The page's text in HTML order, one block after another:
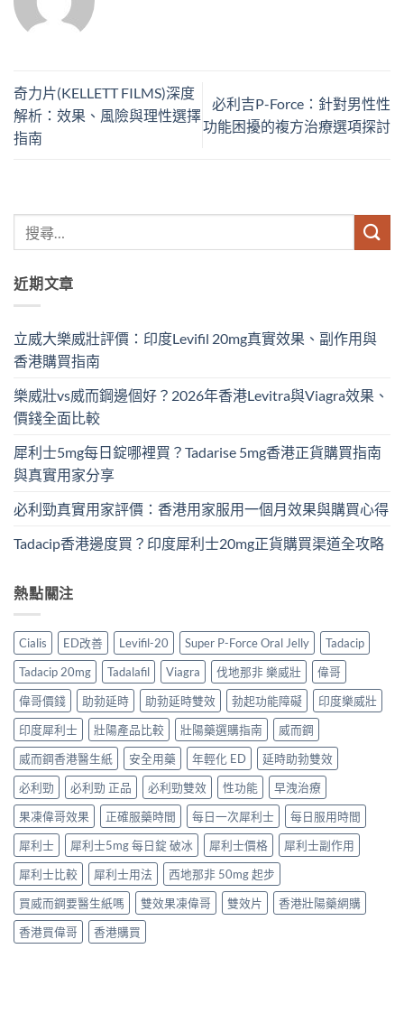
奇力片(KELLETT FILMS)深度
解析：效果、風險與理性選擇
指南
必利吉P-Force：針對男性性
功能困擾的複方治療選項探討
近期文章
立威大樂威壯評價：印度Levifil 20mg真實效果、副作用與
香港購買指南
樂威壯vs威而鋼邊個好？2026年香港Levitra與Viagra效果、
價錢全面比較
犀利士5mg每日錠哪裡買？Tadarise 5mg香港正貨購買指南
與真實用家分享
必利勁真實用家評價：香港用家服用一個月效果與購買心得
Tadacip香港邊度買？印度犀利士20mg正貨購買渠道全攻略
熱點關注
Cialis ED改善 Levifil-20 Super P-Force Oral Jelly
Tadacip
Tadacip 20mg
Tadalafil Viagra 伐地那非 樂威壯
偉哥
偉哥價錢
助勃延時 助勃延時雙效 勃起功能障礙
印度樂威壯
印度犀利士
壯陽產品比較 壯陽藥選購指南
威而鋼
威而鋼香港醫生紙
安全用藥 年輕化 ED
延時助勃雙效
必利勁
必利勁 正品 必利勁雙效 性功能
早洩治療
果凍偉哥效果
正確服藥時間 每日一次犀利士
每日服用時間
犀利士
犀利士5mg 每日錠 破冰 犀利士價格
犀利士副作用
犀利士比較
犀利士用法
西地那非 50mg 起步
買威而鋼要醫生紙嗎
雙效果凍偉哥 雙效片
香港壯陽藥網購
香港買偉哥
香港購買